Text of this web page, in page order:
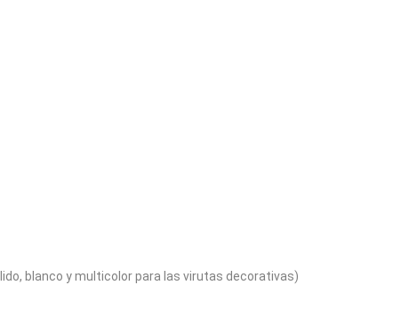
blanco y multicolor para las virutas decorativas)